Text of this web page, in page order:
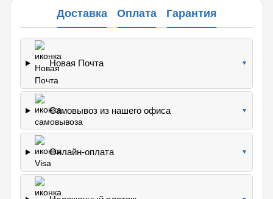
Доставка Оплата Гарантия
Новая Почта ▼
Самовывоз из нашего офиса ▼
Онлайн-оплата ▼